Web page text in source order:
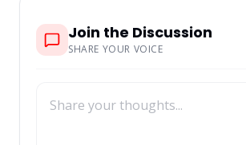
Join the Discussion
SHARE YOUR VOICE